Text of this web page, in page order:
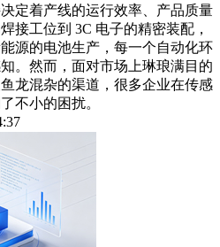
定着产线的运行效率、产品质量
接工位到 3C 电子的精密装配，
源的电池生产，每一个自动化环
。然而，面对市场上琳琅满目的
龙混杂的渠道，很多企业在传感
不小的困扰。